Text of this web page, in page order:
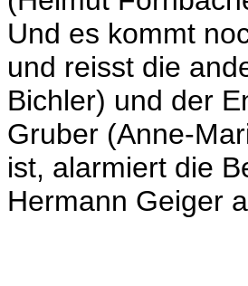
Und es kommt
und reisst die
Bichler) und der
Gruber (Anne-
ist, alarmiert die
Hermann Geiger